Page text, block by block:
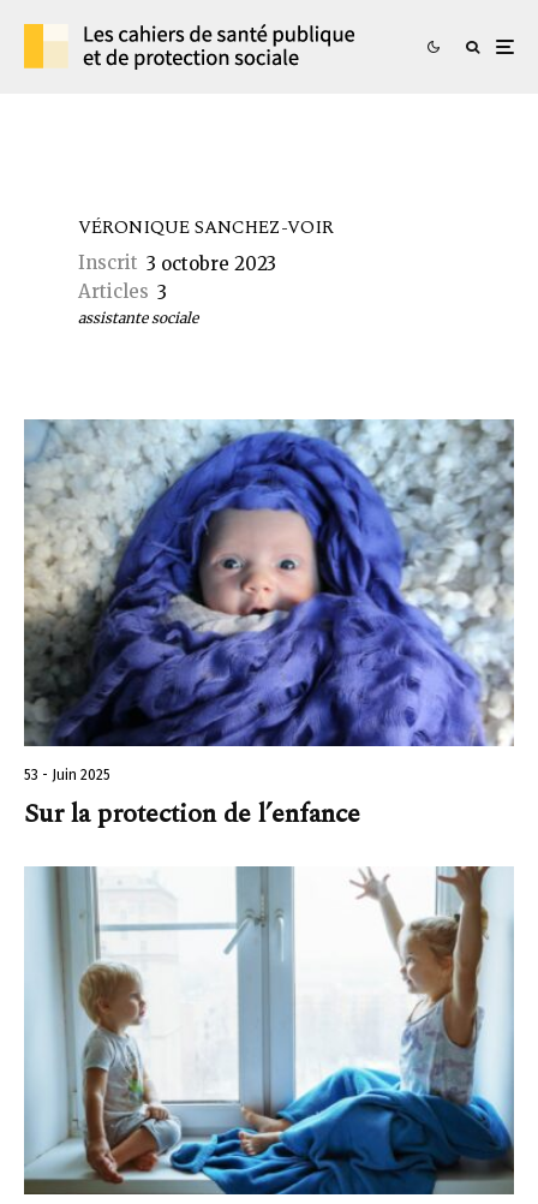
VÉRONIQUE SANCHEZ-VOIR
Inscrit 3 octobre 2023
Articles 3
assistante sociale
53 - Juin 2025
Sur la protection de l’enfance